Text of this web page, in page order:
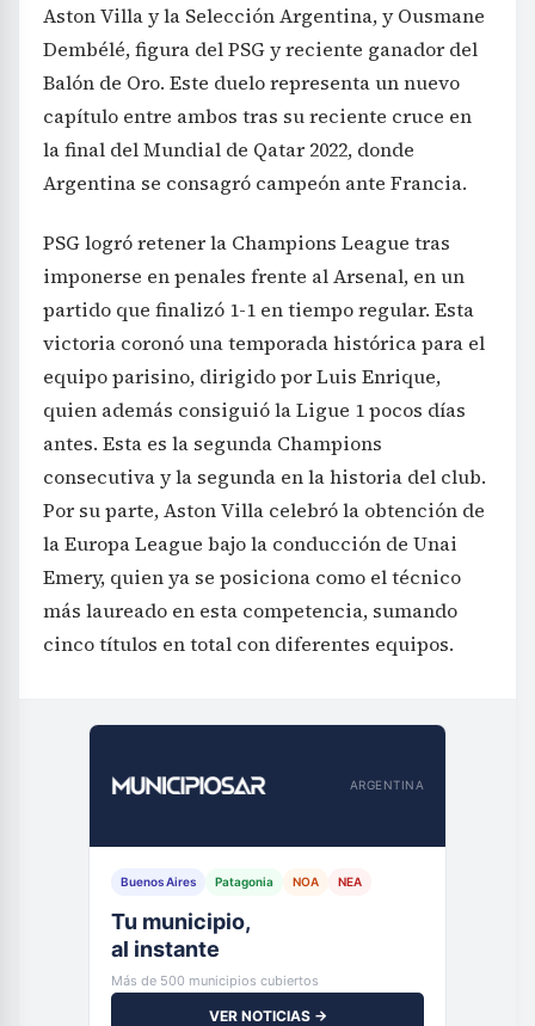
Aston Villa y la Selección Argentina, y Ousmane
Dembélé, figura del PSG y reciente ganador del
Balón de Oro. Este duelo representa un nuevo
capítulo entre ambos tras su reciente cruce en
la final del Mundial de Qatar 2022, donde
Argentina se consagró campeón ante Francia.
PSG logró retener la Champions League tras
imponerse en penales frente al Arsenal, en un
partido que finalizó 1-1 en tiempo regular. Esta
victoria coronó una temporada histórica para el
equipo parisino, dirigido por Luis Enrique,
quien además consiguió la Ligue 1 pocos días
antes. Esta es la segunda Champions
consecutiva y la segunda en la historia del club.
Por su parte, Aston Villa celebró la obtención de
la Europa League bajo la conducción de Unai
Emery, quien ya se posiciona como el técnico
más laureado en esta competencia, sumando
cinco títulos en total con diferentes equipos.
ARGENTINA
Buenos Aires Patagonia NOA NEA
Tu municipio,
al instante
Más de 500 municipios cubiertos
VER NOTICIAS →